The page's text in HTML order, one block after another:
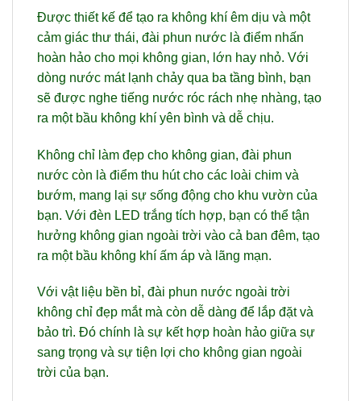
Được thiết kế để tạo ra không khí êm dịu và một
cảm giác thư thái, đài phun nước là điểm nhấn
hoàn hảo cho mọi không gian, lớn hay nhỏ. Với
dòng nước mát lạnh chảy qua ba tầng bình, bạn
sẽ được nghe tiếng nước róc rách nhẹ nhàng, tạo
ra một bầu không khí yên bình và dễ chịu.
Không chỉ làm đẹp cho không gian, đài phun
nước còn là điểm thu hút cho các loài chim và
bướm, mang lại sự sống động cho khu vườn của
bạn. Với đèn LED trắng tích hợp, bạn có thể tận
hưởng không gian ngoài trời vào cả ban đêm, tạo
ra một bầu không khí ấm áp và lãng mạn.
Với vật liệu bền bỉ, đài phun nước ngoài trời
không chỉ đẹp mắt mà còn dễ dàng để lắp đặt và
bảo trì. Đó chính là sự kết hợp hoàn hảo giữa sự
sang trọng và sự tiện lợi cho không gian ngoài
trời của bạn.